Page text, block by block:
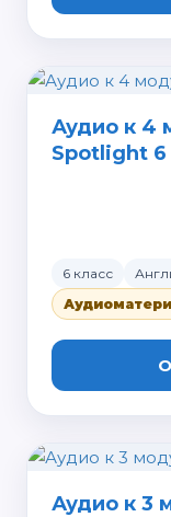
Аудио к 4
Spotlight 6
6 класс
Аудио к 3